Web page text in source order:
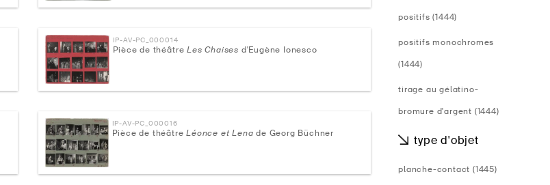
IP-AV-PC_000014
Pièce de théâtreLes Chaises d'Eugène Ionesco
IP-AV-PC_000016
Pièce de théâtreLéonce et Lena de Georg Büchner
positifs (1444)
positifs monochromes
(1444)
tirage au gélatino-
bromure d'argent (1444)
type d'objet
planche-contact (1445)